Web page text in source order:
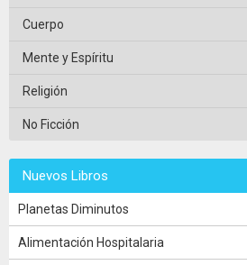
Cuerpo
Mente y Espíritu
Religión
No Ficción
Nuevos Libros
Planetas Diminutos
Alimentación Hospitalaria